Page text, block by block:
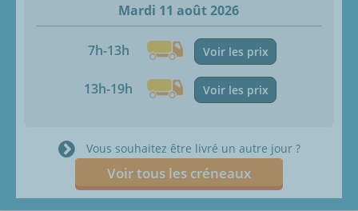
Mardi 11 août 2026
7h-13h Voir les prix
13h-19h Voir les prix
Vous souhaitez être livré un autre jour ?
Voir tous les créneaux